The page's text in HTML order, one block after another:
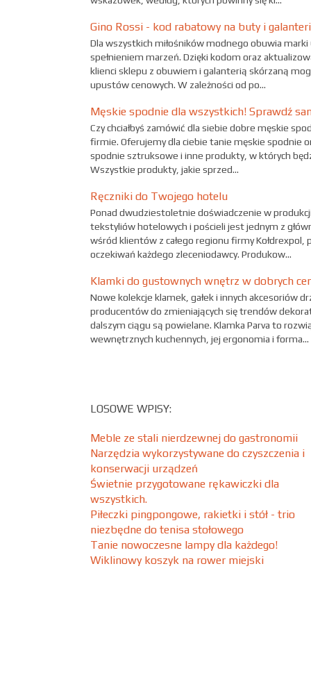
Gino Rossi - kod rabatowy na buty i
Dla wszystkich miłośników modnego obuwia
spełnieniem marzeń. Dzięki kodom oraz
klienci sklepu z obuwiem i galanterią skórzaną
upustów cenowych. W zależności od po...
Męskie spodnie dla wszystkich! Sprawdź
Czy chciałbyś zamówić dla siebie dobre męskie
firmie. Oferujemy dla ciebie tanie męskie spodnie
spodnie sztruksowe i inne produkty, w których
Wszystkie produkty, jakie sprzed...
Ręczniki do Twojego hotelu
Ponad dwudziestoletnie doświadczenie w
tekstyliów hotelowych i pościeli jest jednym z
wśród klientów z całego regionu firmy
oczekiwań każdego zleceniodawcy. Produkow...
Klamki do gustownych wnętrz w dobrych
Nowe kolekcje klamek, gałek i innych akcesoriów
producentów do zmieniających się trendów
dalszym ciągu są powielane. Klamka Parva to
wewnętrznych kuchennych, jej ergonomia i forma...
LOSOWE WPISY:
Meble ze stali nierdzewnej do gastronomii
Narzędzia wykorzystywane do czyszczenia i
konserwacji urządzeń
Świetnie przygotowane rękawiczki dla
wszystkich.
Piłeczki pingpongowe, rakietki i stół - trio
niezbędne do tenisa stołowego
Tanie nowoczesne lampy dla każdego!
Wiklinowy koszyk na rower miejski